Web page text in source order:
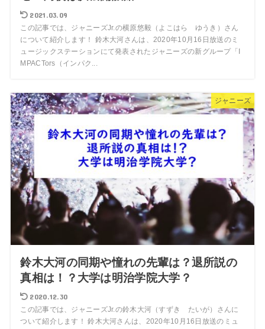
2021.03.09
この記事では、ジャニーズJr.の横原悠毅（よこはら ゆうき）さん
について紹介します！ 鈴木大河さんは、2020年10月16日放送のミ
ュージックステーションにて発表されたジャニーズの新グループ「I
MPACTors（インパク...
ジャニーズ
鈴木大河の同期や憧れの先輩は？退所説の
真相は！？大学は明治学院大学？
2020.12.30
この記事では、ジャニーズJr.の鈴木大河（すずき たいが）さんに
ついて紹介します！ 鈴木大河さんは、2020年10月16日放送のミュ